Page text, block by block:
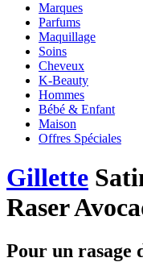
Marques
Parfums
Maquillage
Soins
Cheveux
K-Beauty
Hommes
Bébé & Enfant
Maison
Offres Spéciales
Gillette
Raser
Pour un rasage